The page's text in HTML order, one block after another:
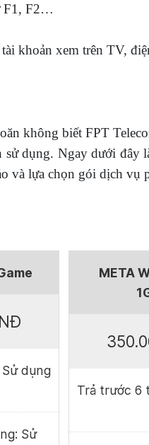
F1, F2…
khoản xem trên TV,
không biết FPT
sử dụng. Ngay dưới đây
và lựa chọn gói dịch vụ
dụng
Sử
META
Trả trước 6